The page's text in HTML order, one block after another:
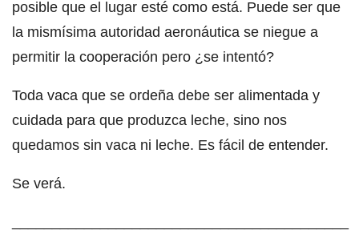
posible que el lugar esté como está. Puede ser que
la mismísima autoridad aeronáutica se niegue a
permitir la cooperación pero ¿se intentó?
Toda vaca que se ordeña debe ser alimentada y
cuidada para que produzca leche, sino nos
quedamos sin vaca ni leche. Es fácil de entender.
Se verá.